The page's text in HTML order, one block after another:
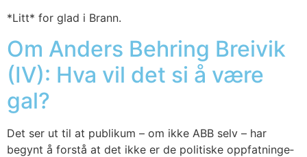
*Litt* for glad i Brann.
Om Anders Behring Breivik
(IV): Hva vil det si å være
gal?
Det ser ut til at pub­li­kum – om ikke ABB selv – har
begynt å for­stå at det ikke er de poli­tis­ke opp­fat­nin­ge­